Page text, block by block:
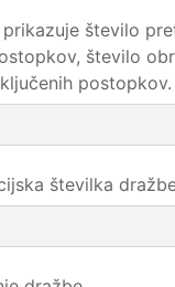
število
število
postopkov.
številka